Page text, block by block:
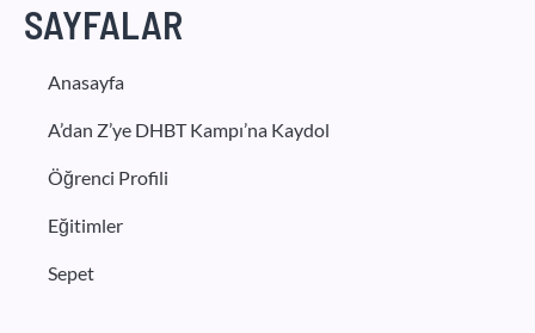
SAYFALAR
Anasayfa
A’dan Z’ye DHBT Kampı’na Kaydol
Öğrenci Profili
Eğitimler
Sepet